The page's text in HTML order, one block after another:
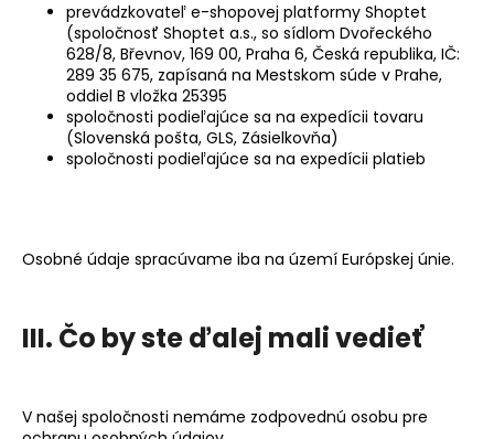
prevádzkovateľ e-shopovej platformy Shoptet
(spoločnosť Shoptet a.s., so sídlom Dvořeckého
628/8, Břevnov, 169 00, Praha 6, Česká republika, IČ:
289 35 675, zapísaná na Mestskom súde v Prahe,
oddiel B vložka 25395
spoločnosti podieľajúce sa na expedícii tovaru
(Slovenská pošta, GLS, Zásielkovňa)
spoločnosti podieľajúce sa na expedícii platieb
Osobné údaje spracúvame iba na území Európskej únie.
III. Čo by ste ďalej mali vedieť
V našej spoločnosti nemáme zodpovednú osobu pre